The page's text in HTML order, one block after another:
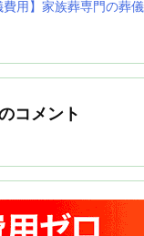
費用】家族葬専門の葬
コメント